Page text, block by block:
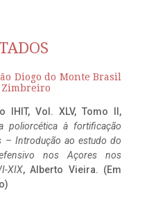
Diogo do Monte Brasil
Zimbreiro
IHIT, Vol. XLV, Tomo II,
poliorcética à fortificação
– Introdução ao estudo do
nos Açores nos
XIX, Alberto Vieira. (Em